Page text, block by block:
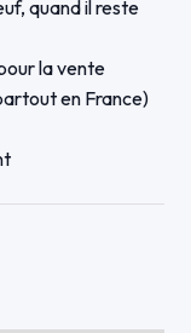
quand il reste
la vente
en France)